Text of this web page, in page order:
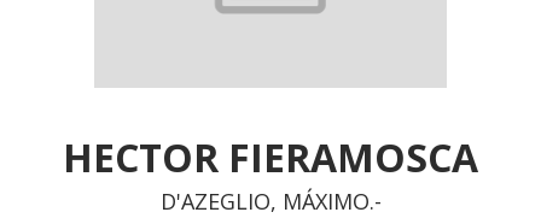
HECTOR FIERAMOSCA
D'AZEGLIO, MÁXIMO.-